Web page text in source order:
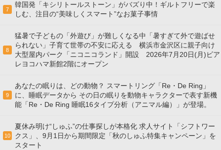
7
韓国発「キシリトールストーン」がバズり中！ギルトフリーで楽
しむ、注目の“美味しくスマート”なお菓子事情
8
猛暑で子どもの「外遊び」が難しくなる中「暑すぎて外で遊ばせ
られない」子育て世帯の不安に応える 横浜市金沢区に親子向け
大型屋内パーク「ニコニコランド」開設 2026年7月20日(月)ビア
レヨコハマ新館2階にオープン
9
あなたの眠りは、どの動物？ スマートリング「Re・De Ring」
に、睡眠データから その日の眠りを動物キャラクターで表す新機
能「Re・De Ring 睡眠16タイプ分析（アニマル編）」が登場。
10
夏休み明け“しゅふ”の仕事探しが本格化 求人サイト「シフトワー
クス」、9月1日から期間限定「秋のしゅふ特集キャンペーン」を
スタート